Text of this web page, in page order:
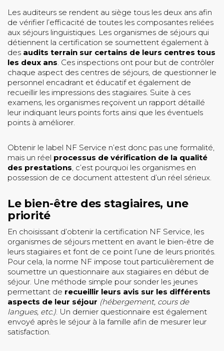
Les auditeurs se rendent au siège tous les deux ans afin
de vérifier l’efficacité de toutes les composantes reliées
aux séjours linguistiques. Les organismes de séjours qui
détiennent la certification se soumettent également à
des audits terrain sur certains de leurs centres tous
les deux ans . Ces inspections ont pour but de contrôler
chaque aspect des centres de séjours, de questionner le
personnel encadrant et éducatif et également de
recueillir les impressions des stagiaires. Suite à ces
examens, les organismes reçoivent un rapport détaillé
leur indiquant leurs points forts ainsi que les éventuels
points à améliorer.
Obtenir le label NF Service n’est donc pas une formalité,
mais un réel processus de vérification de la qualité
des prestations , c’est pourquoi les organismes en
possession de ce document attestent d’un réel sérieux.
Le bien-être des stagiaires, une
priorité
En choisissant d’obtenir la certification NF Service, les
organismes de séjours mettent en avant le bien-être de
leurs stagiaires et font de ce point l’une de leurs priorités.
Pour cela, la norme NF impose tout particulièrement de
soumettre un questionnaire aux stagiaires en début de
séjour. Une méthode simple pour sonder les jeunes
permettant de recueillir leurs avis sur les différents
aspects de leur séjour (hébergement, cours de
langues, etc.) . Un dernier questionnaire est également
envoyé après le séjour à la famille afin de mesurer leur
satisfaction.